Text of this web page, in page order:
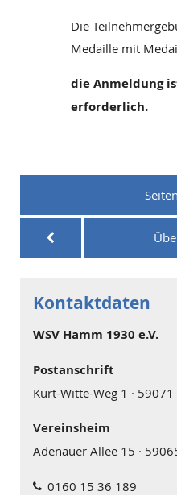
Die
Medaille mit
die Anmeldung
erforderlich.
Kontaktdaten
WSV Hamm 1930 e.V.
Postanschrift
Kurt-Witte-Weg 1 ·
Vereinsheim
Adenauer Allee 15 ·
0160 15 36 189